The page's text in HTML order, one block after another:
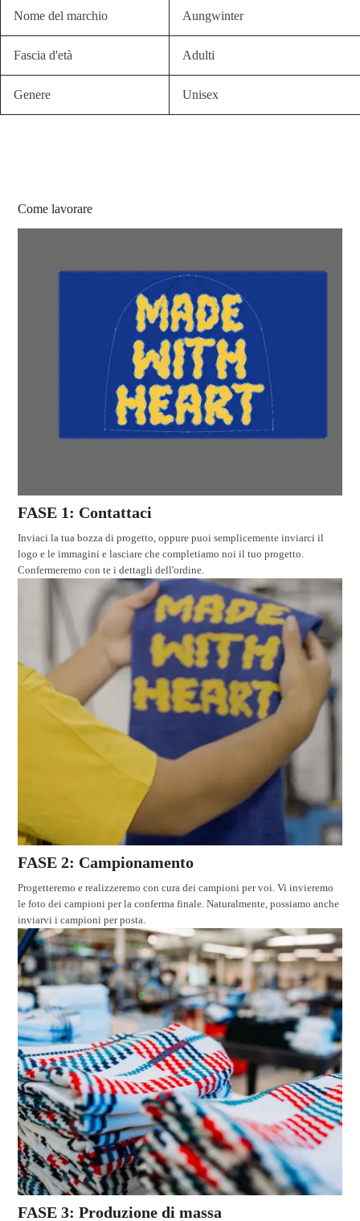
Nome del marchio Aungwinter
Fascia d'età Adulti
Genere Unisex
Come lavorare
FASE 1: Contattaci
Inviaci la tua bozza di progetto, oppure puoi semplicemente inviarci il
logo e le immagini e lasciare che completiamo noi il tuo progetto.
Confermeremo con te i dettagli dell'ordine.
FASE 2: Campionamento
Progetteremo e realizzeremo con cura dei campioni per voi. Vi invieremo
le foto dei campioni per la conferma finale. Naturalmente, possiamo anche
inviarvi i campioni per posta.
FASE 3: Produzione di massa